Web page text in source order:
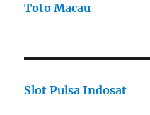
Toto Macau
Slot Pulsa Indosat